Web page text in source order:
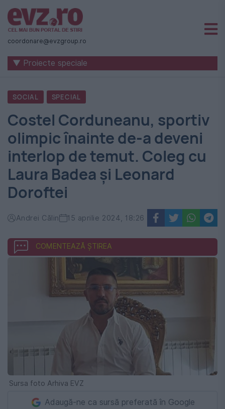
Știri
naționale
internaționale
România
-
Evenimentul
Zilei
coordonare@evzgroup.ro
▼ Proiecte speciale
SOCIAL SPECIAL
Costel Corduneanu, sportiv
olimpic înainte de-a deveni
interlop de temut. Coleg cu
Laura Badea și Leonard
Doroftei
Andrei Călin 15 aprilie 2024, 18:26
COMENTEAZĂ ȘTIREA
Sursa foto Arhiva EVZ
Adaugă-ne ca sursă preferată în Google